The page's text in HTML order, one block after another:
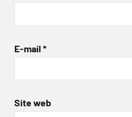
E-mail *
Site web